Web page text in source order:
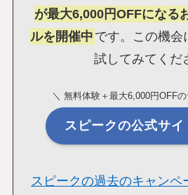
が最大6,000円OFFになる
ルを開催中 です。この機会
試してみてくだ
＼ 無料体験＋最大6,000円OFF
スピークの公式サイ
スピークの過去のキャンペ